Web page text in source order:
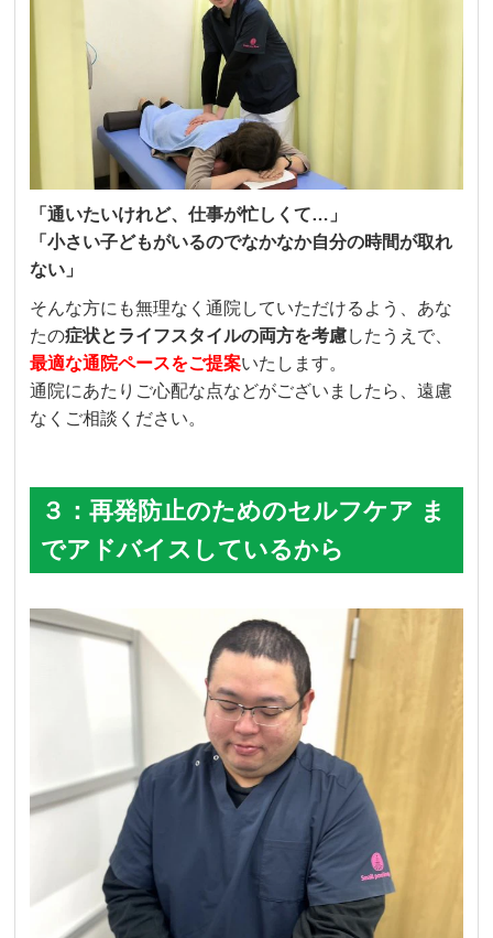
「通いたいけれど、仕事が忙しくて…」
「小さい子どもがいるのでなかなか自分の時間が取れ
ない」
そんな方にも無理なく通院していただけるよう、あな
たの症状とライフスタイルの両方を考慮したうえで、
最適な通院ペースをご提案いたします。
通院にあたりご心配な点などがございましたら、遠慮
なくご相談ください。
３：再発防止のためのセルフケア ま
でアドバイスしているから